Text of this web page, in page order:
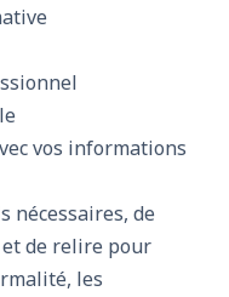
vos informations
nécessaires, de
de relire pour
les